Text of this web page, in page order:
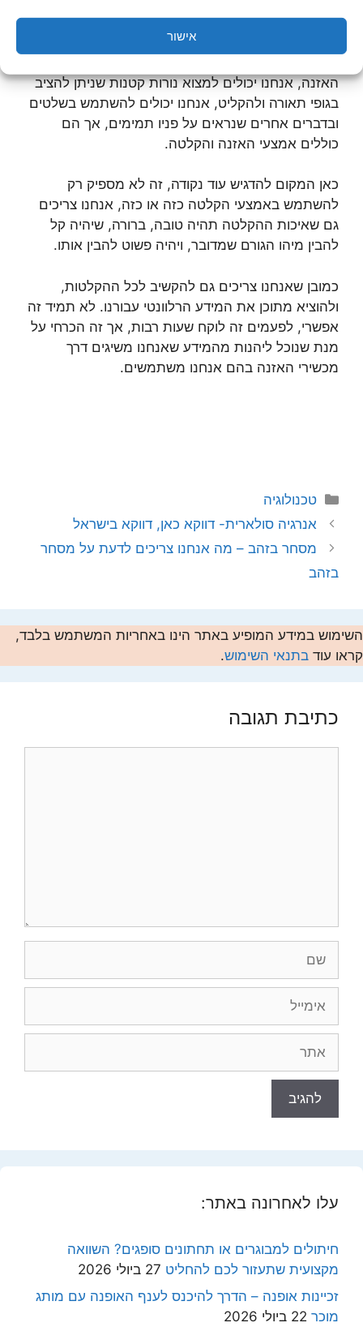
אישור
מסוימים אך הם כוללים בתוכם אמצעי האזנה.
האזנה, אנחנו יכולים למצוא נורות קטנות שניתן להציב
בגופי תאורה ולהקליט, אנחנו יכולים להשתמש בשלטים
ובדברים אחרים שנראים על פניו תמימים, אך הם
כוללים אמצעי האזנה והקלטה.
כאן המקום להדגיש עוד נקודה, זה לא מספיק רק
להשתמש באמצעי הקלטה כזה או כזה, אנחנו צריכים
גם שאיכות ההקלטה תהיה טובה, ברורה, שיהיה קל
להבין מיהו הגורם שמדובר, ויהיה פשוט להבין אותו.
כמובן שאנחנו צריכים גם להקשיב לכל ההקלטות,
ולהוציא מתוכן את המידע הרלוונטי עבורנו. לא תמיד זה
אפשרי, לפעמים זה לוקח שעות רבות, אך זה הכרחי על
מנת שנוכל ליהנות מהמידע שאנחנו משיגים דרך
מכשירי האזנה בהם אנחנו משתמשים.
קטגוריות
טכנולוגיה
אנרגיה סולארית- דווקא כאן, דווקא בישראל
מסחר בזהב – מה אנחנו צריכים לדעת על מסחר
בזהב
השימוש במידע המופיע באתר הינו באחריות המשתמש בלבד,
קראו עוד בתנאי השימוש.
כתיבת תגובה
עלו לאחרונה באתר:
חיתולים למבוגרים או תחתונים סופגים? השוואה
מקצועית שתעזור לכם להחליט 27 ביולי 2026
זכיינות אופנה – הדרך להיכנס לענף האופנה עם מותג
מוכר 22 ביולי 2026